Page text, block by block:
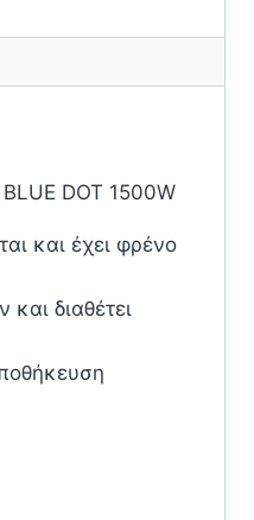
DOT 1500W
και έχει φρένο
και διαθέτει